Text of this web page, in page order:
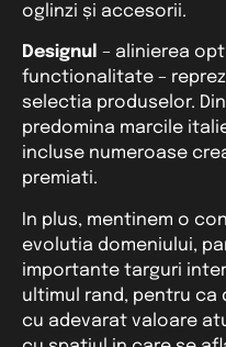
oglinzi și accesorii.
Designul – alinierea
functionalitate –
selectia produselor.
predomina marcile
incluse numeroase
premiati.
In plus, mentinem o
evolutia domeniului,
importante targuri
ultimul rand, pentru ca
cu adevarat valoare